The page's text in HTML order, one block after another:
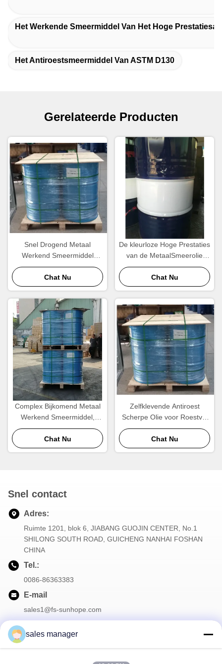
Het Werkende Smeermiddel Van Het Hoge
Het Antiroestsmeermiddel Van ASTM D130
Gerelateerde Producten
Snel Drogend Metaal
Werkend Smeermiddel
Antiroest
Chat Nu
De kleurloze Hoge Prestaties
van de MetaalSmeerolie
voor Airconditioners
Chat Nu
Complex Bijkomend Metaal
Werkend Smeermiddel,
Metaalbewerkende
Vloeistoffen
Chat Nu
Zelfklevende Antiroest
Scherpe Olie voor Roestvrij
staalhoog rendement
Chat Nu
Snel contact
Adres:
Ruimte 1201, blok 6, JIABANG GUOJIN CENTER, No.1
SHILONG SOUTH ROAD, GUICHENG NANHAI FOSHAN
CHINA
Tel.:
0086-86363383
E-mail
sales1@fs-sunhope.com
sales manager